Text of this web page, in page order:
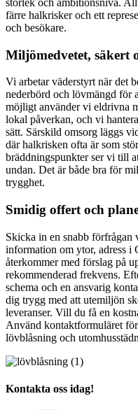
storlek och ambitionsnivå.
färre halkrisker och ett
och besökare.
Miljömedvetet, säkert
Vi arbetar väderstyrt när det
nederbörd och lövmängd för
möjligt använder vi eldrivna
lokal påverkan, och vi
sätt. Särskild omsorg läggs
där halkrisken ofta är som
bräddningspunkter ser vi till
undan. Det är både bra för
trygghet.
Smidig offert och
Skicka in en snabb
information om ytor, adress i
återkommer med förslag på
rekommenderad frekvens.
schema och en ansvarig
dig trygg med att utemiljön
leveranser. Vill du få en
Använd kontaktformuläret
lövblåsning och
Kontakta oss idag!